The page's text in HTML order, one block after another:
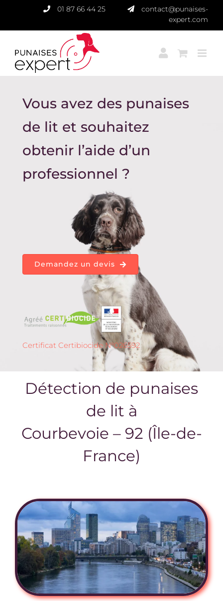
contenu
01 87 66 44 25
contact@punaises-
expert.com
Vous avez des punaises
de lit et souhaitez
obtenir l’aide d’un
professionnel ?
Demandez un devis
Certificat Certibiocide N°026592
Détection de punaises
de lit à
Courbevoie – 92 (Île-de-
France)